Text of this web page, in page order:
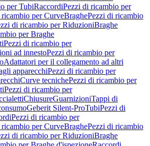
per TubiRaccordiPezzi di ricambio per
per CurveBraghePezzi di ricambio
di ricambio per RiduzioniBraghe
per Braghe
Pezzi di ricambio per
ad innestoPezzi di ricambio per
Adattatori per il collegamento ad altri
apparecchiPezzi di ricambio per
Curve tecnichePezzi di ricambio per
Pezzi di ricambio per
ChiusureGuarnizioniTappi di
Geberit Silent-ProTubiPezzi di
Pezzi di ricambio per
per CurveBraghePezzi di ricambio
di ricambio per RiduzioniBraghe